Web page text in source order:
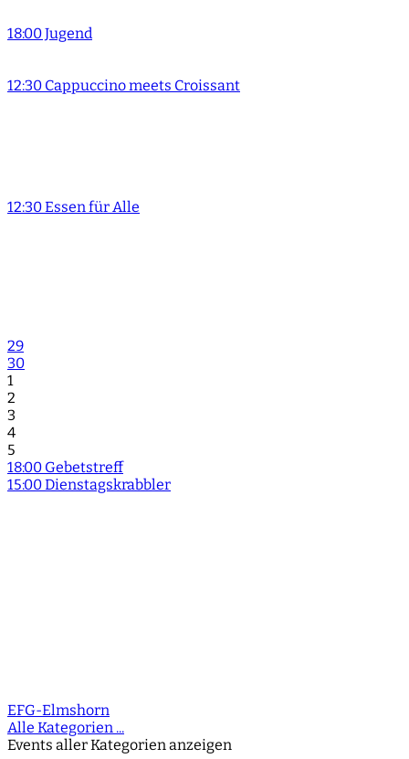
18:00 Jugend
12:30 Cappuccino meets Croissant
12:30 Essen für Alle
29
30
1
2
3
4
5
18:00 Gebetstreff
15:00 Dienstagskrabbler
EFG-Elmshorn
Alle Kategorien ...
Events aller Kategorien anzeigen